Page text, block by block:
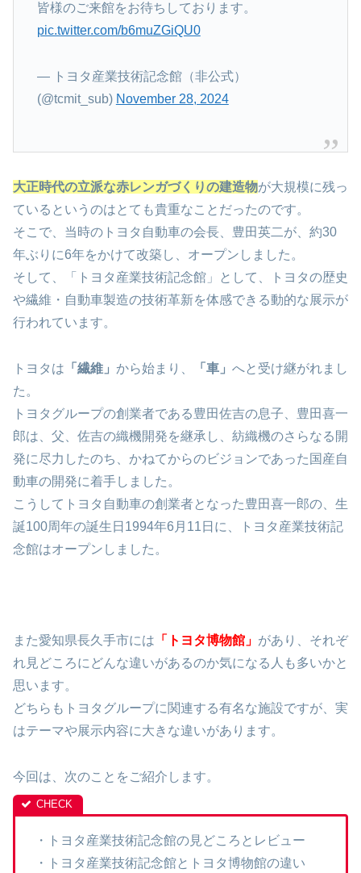
皆様のご来館をお待ちしております。
pic.twitter.com/b6muZGiQU0
— トヨタ産業技術記念館（非公式）
(@tcmit_sub) November 28, 2024
大正時代の立派な赤レンガづくりの建造物が大規模に残っ
ているというのはとても貴重なことだったのです。
そこで、当時のトヨタ自動車の会長、豊田英二が、約30
年ぶりに6年をかけて改築し、オープンしました。
そして、「トヨタ産業技術記念館」として、トヨタの歴史
や繊維・自動車製造の技術革新を体感できる動的な展示が
行われています。
トヨタは 「繊維」 から始まり、 「車」 へと受け継がれまし
た。
トヨタグループの創業者である豊田佐吉の息子、豊田喜一
郎は、父、佐吉の織機開発を継承し、紡織機のさらなる開
発に尽力したのち、かねてからのビジョンであった国産自
動車の開発に着手しました。
こうしてトヨタ自動車の創業者となった豊田喜一郎の、生
誕100周年の誕生日1994年6月11日に、トヨタ産業技術記
念館はオープンしました。
また愛知県長久手市には 「トヨタ博物館」 があり、それぞ
れ見どころにどんな違いがあるのか気になる人も多いかと
思います。
どちらもトヨタグループに関連する有名な施設ですが、実
はテーマや展示内容に大きな違いがあります。
今回は、次のことをご紹介します。
・トヨタ産業技術記念館の見どころとレビュー
・トヨタ産業技術記念館とトヨタ博物館の違い